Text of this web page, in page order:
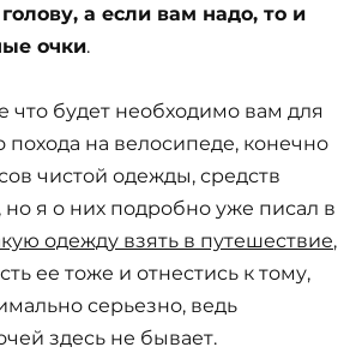
а если вам надо, то и
очки.
что будет необходимо вам для
похода на велосипеде, конечно
чистой одежды, средств
я о них подробно уже писал в
одежду взять в путешествие,
ее тоже и отнестись к тому,
серьезно, ведь
здесь не бывает.